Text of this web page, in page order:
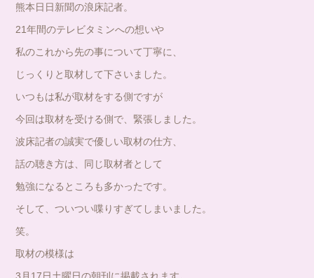
熊本日日新聞の浪床記者。
21年間のテレビタミンへの想いや
私のこれから先の事について丁寧に、
じっくりと取材して下さいました。
いつもは私が取材をする側ですが
今回は取材を受ける側で、緊張しました。
波床記者の誠実で優しい取材の仕方、
話の聴き方は、同じ取材者として
勉強になるところも多かったです。
そして、ついつい喋りすぎてしまいました。
笑。
取材の模様は
3月17日土曜日の朝刊に掲載されます。